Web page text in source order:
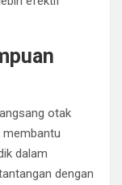
otak
membantu
dalam
dengan